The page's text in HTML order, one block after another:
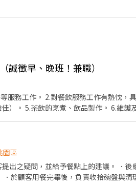
誠徵早、晚班！兼職）
服務工作。 2.對餐飲服務工作有熱忱，
）。 5.茶飲的烹煮、飲品製作。 6.維
園區
提出之疑問，並給予餐點上的建議。 ．
於顧客用餐完畢後，負責收拾碗盤與